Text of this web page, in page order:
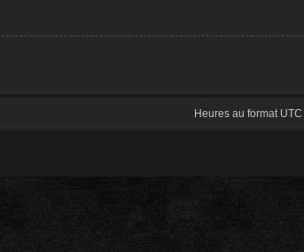
Heures au format